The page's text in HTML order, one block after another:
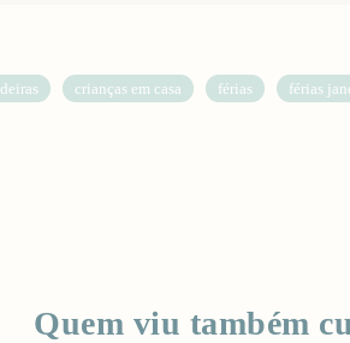
crianças em casa férias férias
Quem viu também